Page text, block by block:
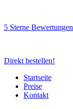
5 Sterne
Direkt bestellen!
Startseite
Preise
Kontakt